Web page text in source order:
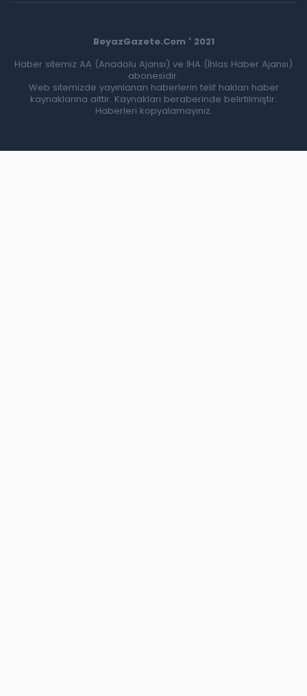
BeyazGazete.Com ' 2021
Haber sitemiz AA (Anadolu Ajansı) ve İHA (İhlas Haber Ajansı)
abonesidir.
Web sitemizde yayınlanan haberlerin telif hakları haber
kaynaklarına aittir. Kaynakları beraberinde belirtilmiştir.
Haberleri kopyalamayınız.